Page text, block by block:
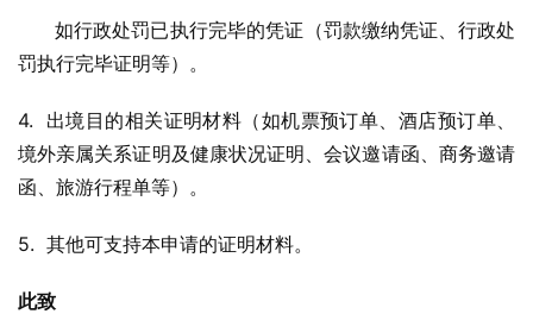
罚执行完毕证明等）。
4.  出境目的相关证明材料（如机票预订单、酒店预订单、
境外亲属关系证明及健康状况证明、会议邀请函、商务邀请
函、旅游行程单等）。
5.  其他可支持本申请的证明材料。
此致